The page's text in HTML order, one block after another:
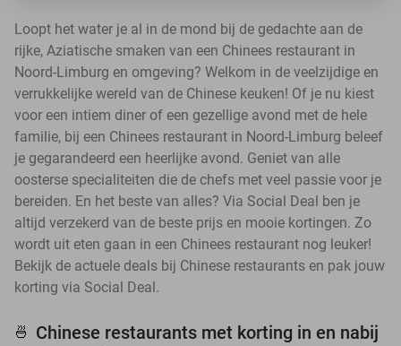
Loopt het water je al in de mond bij de gedachte aan de
rijke, Aziatische smaken van een Chinees restaurant in
Noord-Limburg en omgeving? Welkom in de veelzijdige en
verrukkelijke wereld van de Chinese keuken! Of je nu kiest
voor een intiem diner of een gezellige avond met de hele
familie, bij een Chinees restaurant in Noord-Limburg beleef
je gegarandeerd een heerlijke avond. Geniet van alle
oosterse specialiteiten die de chefs met veel passie voor je
bereiden. En het beste van alles? Via Social Deal ben je
altijd verzekerd van de beste prijs en mooie kortingen. Zo
wordt uit eten gaan in een Chinees restaurant nog leuker!
Bekijk de actuele deals bij Chinese restaurants en pak jouw
korting via Social Deal.
🍜
Chinese restaurants met korting in en nabij